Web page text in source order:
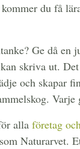
du få
Ge då en
skriva ut.
och skapar
alla företag
Naturarvet.